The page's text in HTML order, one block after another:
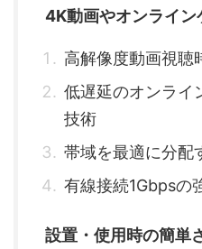
4K動画やオンライン
高解像度動画視聴
低遅延のオンライ
技術
帯域を最適に分配
有線接続1Gbpsの
設置・使用時の簡単